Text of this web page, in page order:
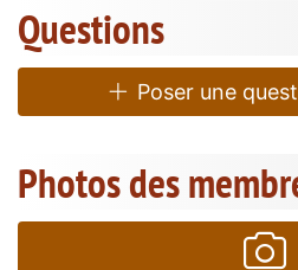
Questions
Poser une
Photos des